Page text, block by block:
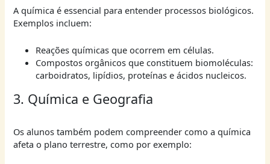
A química é essencial para entender processos biológicos.
Exemplos incluem:
Reações químicas que ocorrem em células.
Compostos orgânicos que constituem biomoléculas:
carboidratos, lipídios, proteínas e ácidos nucleicos.
3. Química e Geografia
Os alunos também podem compreender como a química
afeta o plano terrestre, como por exemplo: